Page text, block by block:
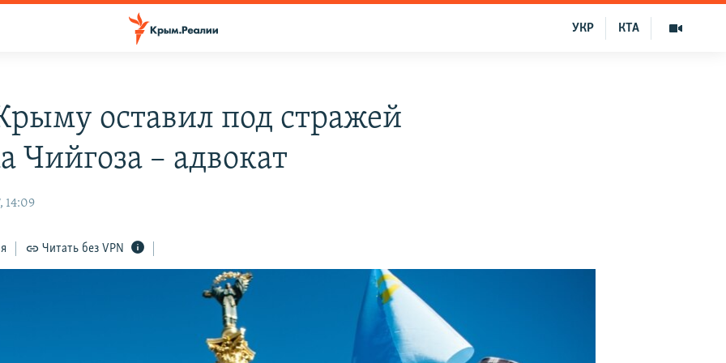
КТА
УКР
оставил под стражей
Чийгоза – адвокат
14:09
Читать без VPN